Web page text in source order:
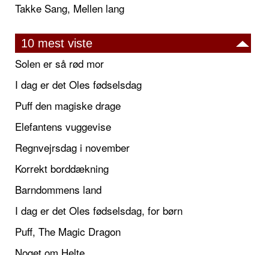
Takke Sang, Mellen lang
10 mest viste
Solen er så rød mor
I dag er det Oles fødselsdag
Puff den magiske drage
Elefantens vuggevise
Regnvejrsdag i november
Korrekt borddækning
Barndommens land
I dag er det Oles fødselsdag, for børn
Puff, The Magic Dragon